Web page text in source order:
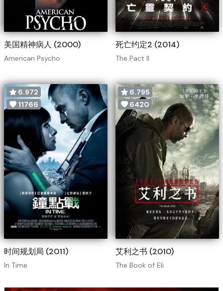
美国精神病人 (2000)
American Psycho
死亡约定2 (2014)
The Pact II
6.972
11766
时间规划局 (2011)
In Time
6.795
6420
艾利之书 (2010)
The Book of Eli